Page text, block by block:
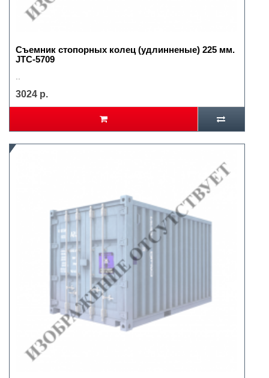
Съемник стопорных колец (удлинненые) 225 мм.
JTC-5709
3024 р.